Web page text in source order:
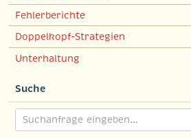
Fehlerberichte
Doppelkopf-Strategien
Unterhaltung
Suche